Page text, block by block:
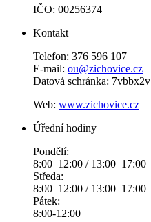
IČO: 00256374
Kontakt
Telefon: 376 596 107
E-mail: ou@zichovice.cz
Datová schránka: 7vbbx2v
Web: www.zichovice.cz
Úřední hodiny
Pondělí:
8:00–12:00 / 13:00–17:00
Středa:
8:00–12:00 / 13:00–17:00
Pátek:
8:00-12:00